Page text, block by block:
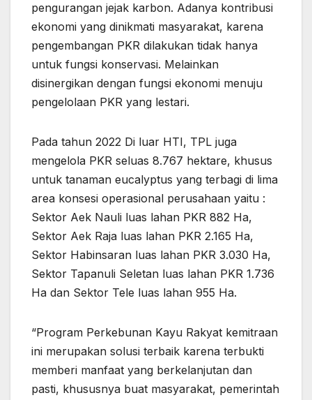
pengurangan jejak karbon. Adanya kontribusi
ekonomi yang dinikmati masyarakat, karena
pengembangan PKR dilakukan tidak hanya
untuk fungsi konservasi. Melainkan
disinergikan dengan fungsi ekonomi menuju
pengelolaan PKR yang lestari.
Pada tahun 2022 Di luar HTI, TPL juga
mengelola PKR seluas 8.767 hektare, khusus
untuk tanaman eucalyptus yang terbagi di lima
area konsesi operasional perusahaan yaitu :
Sektor Aek Nauli luas lahan PKR 882 Ha,
Sektor Aek Raja luas lahan PKR 2.165 Ha,
Sektor Habinsaran luas lahan PKR 3.030 Ha,
Sektor Tapanuli Seletan luas lahan PKR 1.736
Ha dan Sektor Tele luas lahan 955 Ha.
“Program Perkebunan Kayu Rakyat kemitraan
ini merupakan solusi terbaik karena terbukti
memberi manfaat yang berkelanjutan dan
pasti, khususnya buat masyarakat, pemerintah